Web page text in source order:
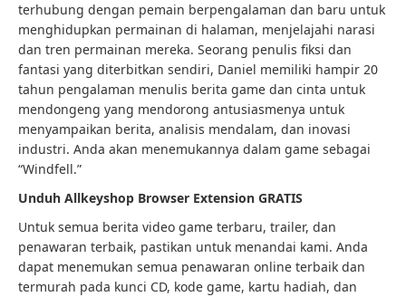
terhubung dengan pemain berpengalaman dan baru untuk
menghidupkan permainan di halaman, menjelajahi narasi
dan tren permainan mereka. Seorang penulis fiksi dan
fantasi yang diterbitkan sendiri, Daniel memiliki hampir 20
tahun pengalaman menulis berita game dan cinta untuk
mendongeng yang mendorong antusiasmenya untuk
menyampaikan berita, analisis mendalam, dan inovasi
industri. Anda akan menemukannya dalam game sebagai
“Windfell.”
Unduh Allkeyshop Browser Extension GRATIS
Untuk semua berita video game terbaru, trailer, dan
penawaran terbaik, pastikan untuk menandai kami. Anda
dapat menemukan semua penawaran online terbaik dan
termurah pada kunci CD, kode game, kartu hadiah, dan